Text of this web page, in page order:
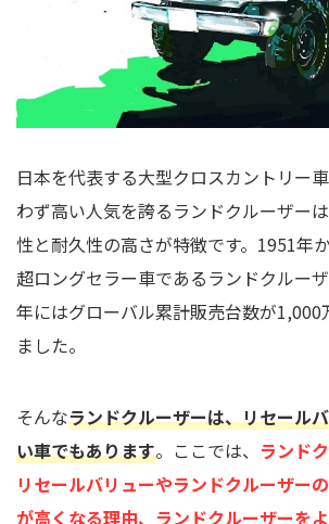
日本を代表する大型クロスカントリー
わず高い人気を誇るランドクルーザー
性と耐久性の高さが特徴です。1951年
超ロングセラー車であるランドクルー
年にはグローバル累計販売台数が1,000
ました。
そんなランドクルーザーは、リセール
い車でもあります。ここでは、 ランド
リセールバリューやランドクルーザー
が高くなる理由、ランドクルーザーを